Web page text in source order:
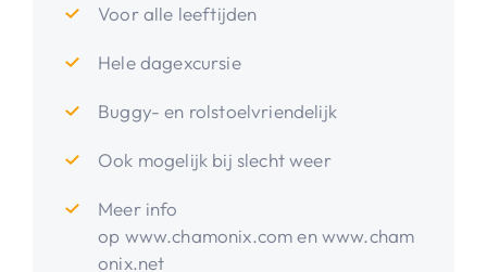
Voor alle leeftijden
Hele dagexcursie
Buggy- en rolstoelvriendelijk
Ook mogelijk bij slecht weer
Meer info
op www.chamonix.com en www.cham
onix.net